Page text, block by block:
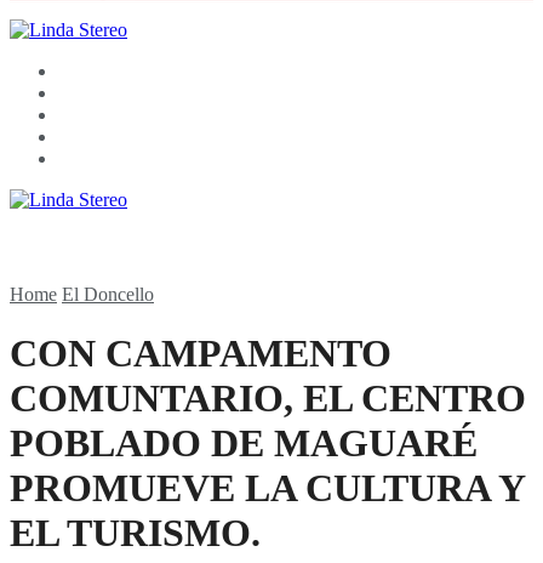
Home El Doncello
CON CAMPAMENTO
COMUNTARIO, EL CENTRO
POBLADO DE MAGUARÉ
PROMUEVE LA CULTURA Y
EL TURISMO.